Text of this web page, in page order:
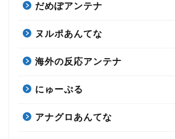
だめぽアンテナ
ヌルポあんてな
海外の反応アンテナ
にゅーぷる
アナグロあんてな